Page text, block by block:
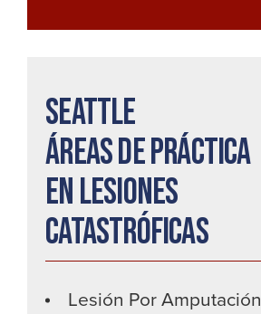
Seattle
Áreas de práctica
en lesiones
catastróficas
Lesión Por Amputación